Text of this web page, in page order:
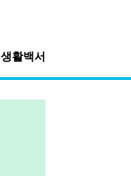
생활백서